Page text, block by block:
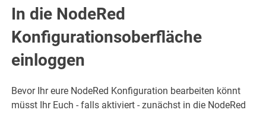
In die NodeRed
Konfigurationsoberfläche
einloggen
Bevor Ihr eure NodeRed Konfiguration bearbeiten könnt
müsst Ihr Euch - falls aktiviert - zunächst in die NodeRed